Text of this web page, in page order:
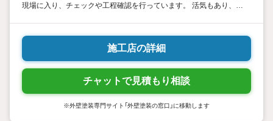
現場に入り、チェックや工程確認を行っています。 活気もあり、お
施工店の詳細
チャットで見積もり相談
※外壁塗装専門サイト「外壁塗装の窓口」に移動します